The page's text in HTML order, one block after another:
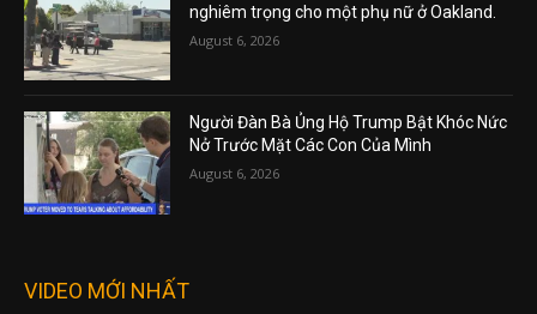
nghiêm trọng cho một phụ nữ ở Oakland.
August 6, 2026
Người Đàn Bà Ủng Hộ Trump Bật Khóc Nức
Nở Trước Mặt Các Con Của Mình
August 6, 2026
VIDEO MỚI NHẤT